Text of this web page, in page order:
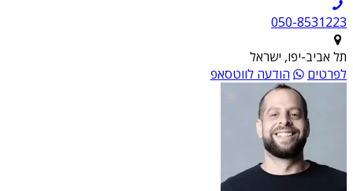
050-8531223
תל אביב-יפו, ישראל
לפרטים
הודעה לווטסאפ